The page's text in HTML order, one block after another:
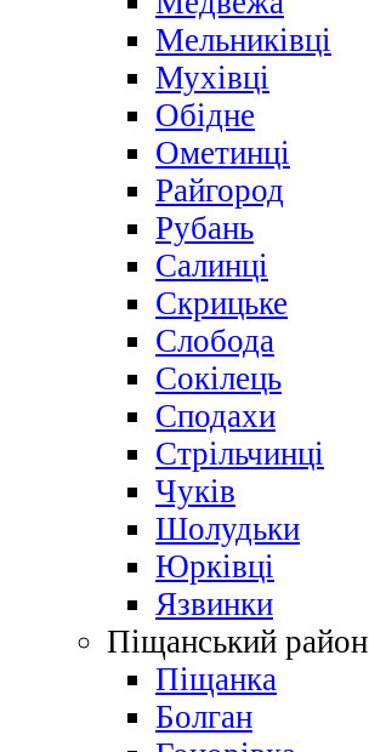
Мельниківці
Мухівці
Обідне
Ометинці
Райгород
Рубань
Салинці
Скрицьке
Слобода
Сокілець
Сподахи
Стрільчинці
Чуків
Шолудьки
Юрківці
Язвинки
Піщанський район
Піщанка
Болган